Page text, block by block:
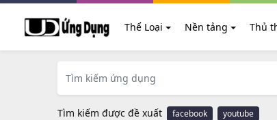
Thể Loại Nền tảng Thủ
Tìm kiếm được đề xuất facebook youtube